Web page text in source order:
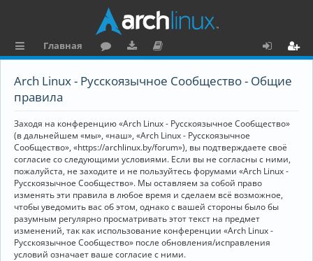
ы
к
и
Главная
ру
ру
и
ку
е
н
та
ц
и
я
о
Arch Linux - Русскоязычное Сообщество - Общие
правила
Заходя на конференцию «Arch Linux - Русскоязычное Сообщество»
(в дальнейшем «мы», «наш», «Arch Linux - Русскоязычное
Сообщество», «https://archlinux.by/forum»), вы подтверждаете своё
согласие со следующими условиями. Если вы не согласны с ними,
пожалуйста, не заходите и не пользуйтесь форумами «Arch Linux -
Русскоязычное Сообщество». Мы оставляем за собой право
изменять эти правила в любое время и сделаем всё возможное,
чтобы уведомить вас об этом, однако с вашей стороны было бы
разумным регулярно просматривать этот текст на предмет
изменений, так как использование конференции «Arch Linux -
Русскоязычное Сообщество» после обновления/исправления
условий означает ваше согласие с ними.